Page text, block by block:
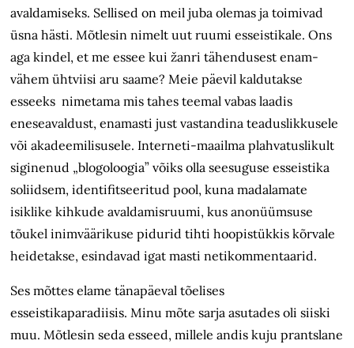
avaldamiseks. Sellised on meil juba olemas ja toimivad
üsna hästi. Mõtlesin nimelt uut ruumi esseistikale. Ons
aga kindel, et me essee kui žanri tähendusest enam-
vähem ühtviisi aru saame? Meie päevil kaldutakse
esseeks nimetama mis tahes teemal vabas laadis
eneseavaldust, enamasti just vastandina teaduslikkusele
või akadeemilisusele. Interneti-maailma plahvatuslikult
siginenud „blogoloogia” võiks olla seesuguse esseistika
soliidsem, identifitseeritud pool, kuna madalamate
isiklike kihkude avaldamisruumi, kus anonüümsuse
tõukel inimväärikuse pidurid tihti hoopistükkis kõrvale
heidetakse, esindavad igat masti netikommentaarid.
Ses mõttes elame tänapäeval tõelises
esseistikaparadiisis. Minu mõte sarja asutades oli siiski
muu. Mõtlesin seda esseed, millele andis kuju prantslane